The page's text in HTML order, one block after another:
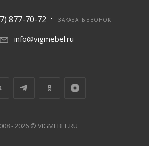
877-70-72 ЗАКАЗАТЬ ЗВОНОК
info@vigmebel.ru
- 2026 © VIGMEBEL.RU